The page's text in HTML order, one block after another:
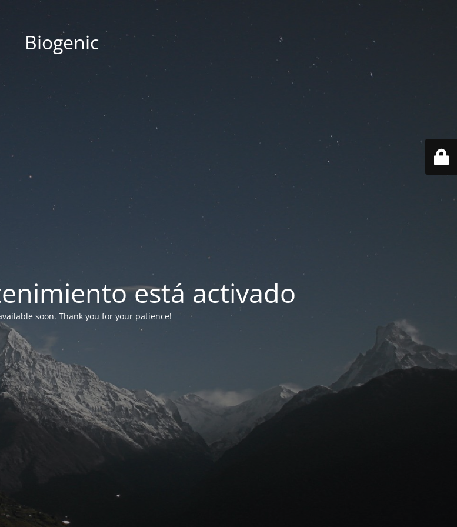
Biogenic
está activado
soon. Thank you for your patience!